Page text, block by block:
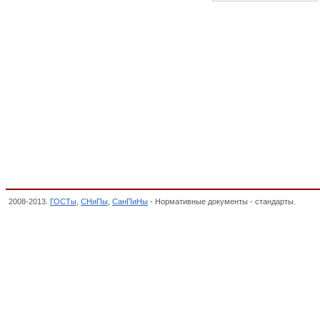
2008-2013. ГОСТы СНиПы СанПиНы - Нормативные документы - стандарты.